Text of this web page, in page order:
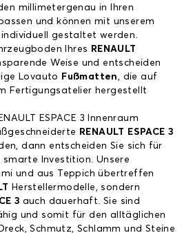
millimetergenau in Ihren
und können mit unserem
gestaltet werden.
Ihres RENAULT
Weise und entscheiden
Lovauto Fußmatten, die auf
Fertigungsatelier hergestellt
ESPACE 3 Innenraum
RENAULT ESPACE 3
dann entscheiden Sie sich für
Investition. Unsere
und aus Teppich übertreffen
Herstellermodelle, sondern
3 auch dauerhaft. Sie sind
und somit für den alltäglichen
Schmutz, Schlamm und Steine